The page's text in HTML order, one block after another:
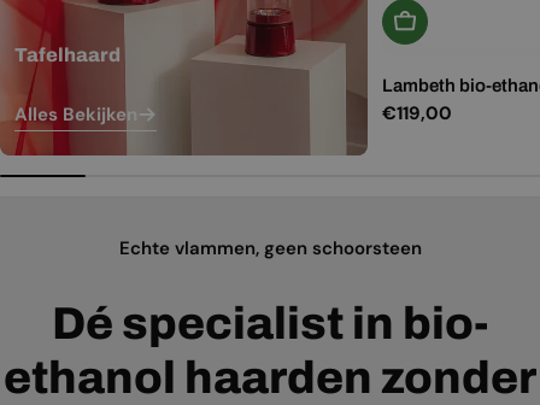
Tafelhaard
Alles Bekijken
In Winkelwagen
Lambeth bio-
Normale
€119,00
Echte vlammen, geen schoorsteen
Dé specialist in bio-
ethanol haarden zonder